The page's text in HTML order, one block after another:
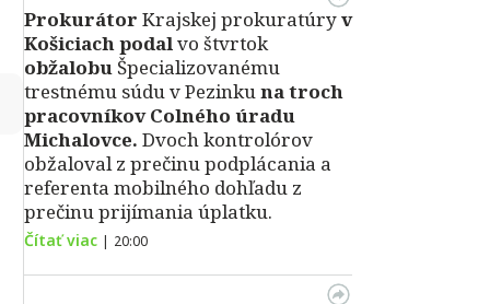
Prokurátor Krajskej prokuratúryv
Košiciach podalvo štvrtok
obžalobu Špecializovanému
trestnému súdu v Pezinkuna troch
pracovníkov Colného úradu
Michalovce. Dvoch kontrolórov
obžaloval z prečinu podplácania a
referenta mobilného dohľadu z
prečinu prijímania úplatku.
Čítať viac | 20:00